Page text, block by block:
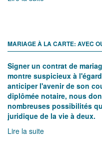
Lire la suite
MARIAGE À LA CARTE: AVEC
Signer un contrat de
montre suspicieux à
anticiper l'avenir de son
diplômée notaire, nous
nombreuses possibilités
juridique de la vie à deux.